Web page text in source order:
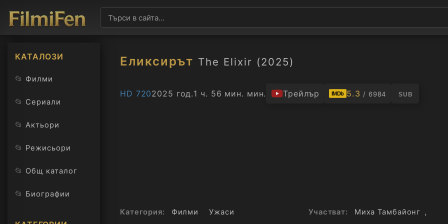
КАТАЛОЗИ
📂 Филми
📂 Сериали
📂 Актьори
📂 Режисьори
📂 Общ каталог
📂 Биографии
Еликсирът The Elixir (2025)
HD 7202025 год.1 ч. 56 мин. мин. Трейлър IMDb 5.3 / 6984 SUB
Категория: Филми
Ужаси
Участват: Миха Тамбайонг
,